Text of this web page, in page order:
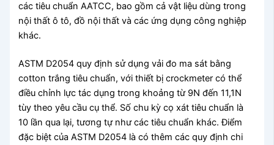
các tiêu chuẩn AATCC, bao gồm cả vật liệu dùng trong
nội thất ô tô, đồ nội thất và các ứng dụng công nghiệp
khác.
ASTM D2054 quy định sử dụng vải đo ma sát bằng
cotton trắng tiêu chuẩn, với thiết bị crockmeter có thể
điều chỉnh lực tác dụng trong khoảng từ 9N đến 11,1N
tùy theo yêu cầu cụ thể. Số chu kỳ cọ xát tiêu chuẩn là
10 lần qua lại, tương tự như các tiêu chuẩn khác. Điểm
đặc biệt của ASTM D2054 là có thêm các quy định chi